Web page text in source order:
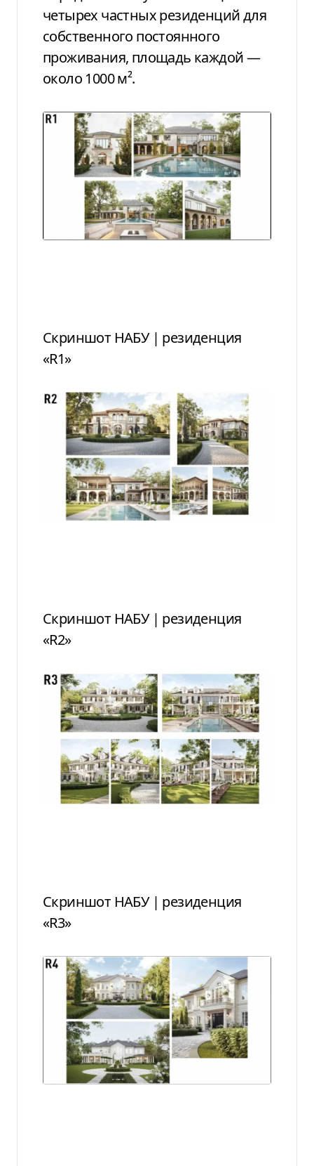
четырех частных резиденций для
собственного постоянного
проживания, площадь каждой —
около 1000 м².
Скриншот НАБУ | резиденция
«R1»
Скриншот НАБУ | резиденция
«R2»
Скриншот НАБУ | резиденция
«R3»